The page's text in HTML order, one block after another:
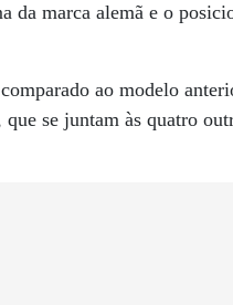
da marca alemã e o
ao modelo
se juntam às quatro